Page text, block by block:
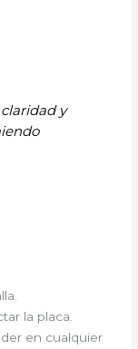
y
la placa.
en cualquier